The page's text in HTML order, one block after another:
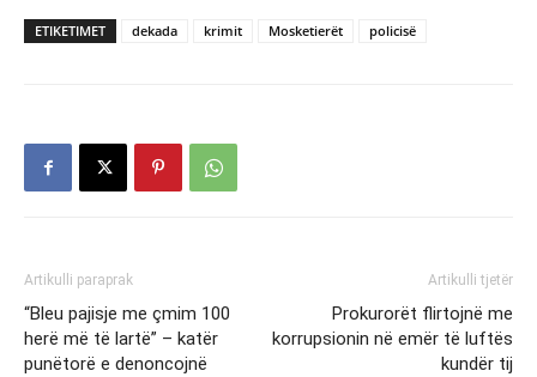
ETIKETIMET dekada krimit Mosketierët policisë
Artikulli paraprak
“Bleu pajisje me çmim 100
herë më të lartë” – katër
punëtorë e denoncojnë
Artikulli tjetër
Prokurorët flirtojnë me
korrupsionin në emër të luftës
kundër tij